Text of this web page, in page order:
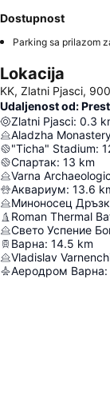
Dostupnost
Lokacija
KK, Zlatni Pjasci,
Udaljenost od:
Zlatni Pjasci: 0.3
Aladzha
"Ticha" Stadium:
Спартак: 13 km
Varna
Аквариум: 13.6
Миноносец
Roman Thermal
Свето Успение
Варна: 14.5 km
Vladislav
Аеродром Варна: